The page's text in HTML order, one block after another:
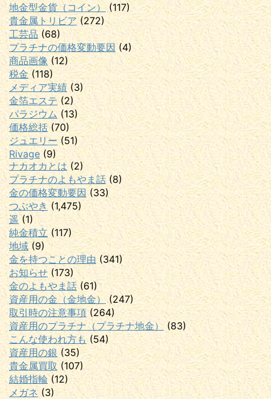
地金型金貨（コイン）
(117)
貴金属トリビア (272)
工芸品 (68)
プラチナの価格変動要因 (4)
商品画像 (12)
税金 (118)
メディア実績 (3)
金箔エステ(2)
パラジウム (13)
価格総括(70)
ジュエリー (51)
Rivage (9)
ナカオカとは (2)
プラチナのよもやま話 (8)
金の価格変動要因 (33)
つぶやき (1,475)
遥(1)
純金積立 (117)
地域(9)
金を持つことの理由 (341)
お知らせ (173)
金のよもやま話 (61)
資産用の金（金地金） (247)
取引時の注意事項 (264)
資産用のプラチナ（プラチナ地金）
(83)
こんな使われ方も (54)
資産用の銀 (35)
貴金属買取(107)
結婚指輪 (12)
メガネ (3)